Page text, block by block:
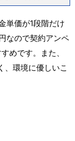
単価が1段階だけ
なので契約アンペ
めです。また、
、環境に優しいこ